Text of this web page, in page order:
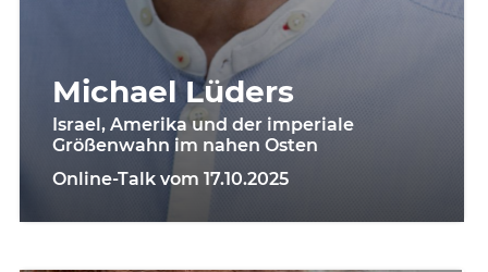
Michael Lüders
Israel, Amerika und der imperiale
Größenwahn im nahen Osten
Online-Talk vom 17.10.2025